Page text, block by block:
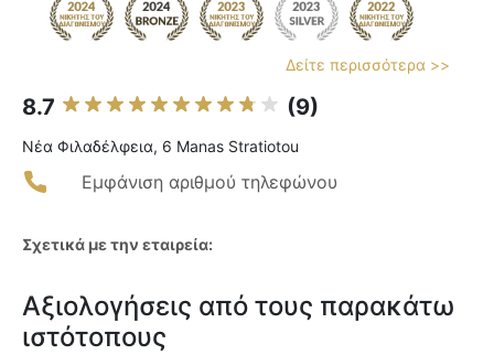
Δείτε περισσότερα >>
8.7 (9)
Νέα Φιλαδέλφεια, 6 Manas Stratiotou
Εμφάνιση αριθμού τηλεφώνου
Σχετικά με την εταιρεία:
Αξιολογήσεις από τους παρακάτω
ιστότοπους